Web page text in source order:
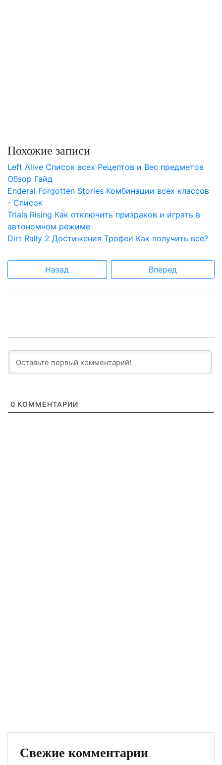
Похожие записи
Left Alive Список всех Рецептов и Вес предметов
Обзор Гайд
Enderal Forgotten Stories Комбинации всех классов
- Список
Trials Rising Как отключить призраков и играть в
автономном режиме
Dirt Rally 2 Достижения Трофеи Как получить все?
Назад Вперед
0 КОММЕНТАРИИ
Свежие комментарии